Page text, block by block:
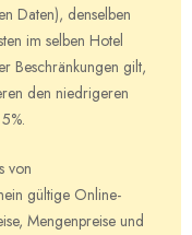
Daten), denselben
im selben Hotel
Beschränkungen gilt,
den niedrigeren
von
gültige Online-
Mengenpreise und